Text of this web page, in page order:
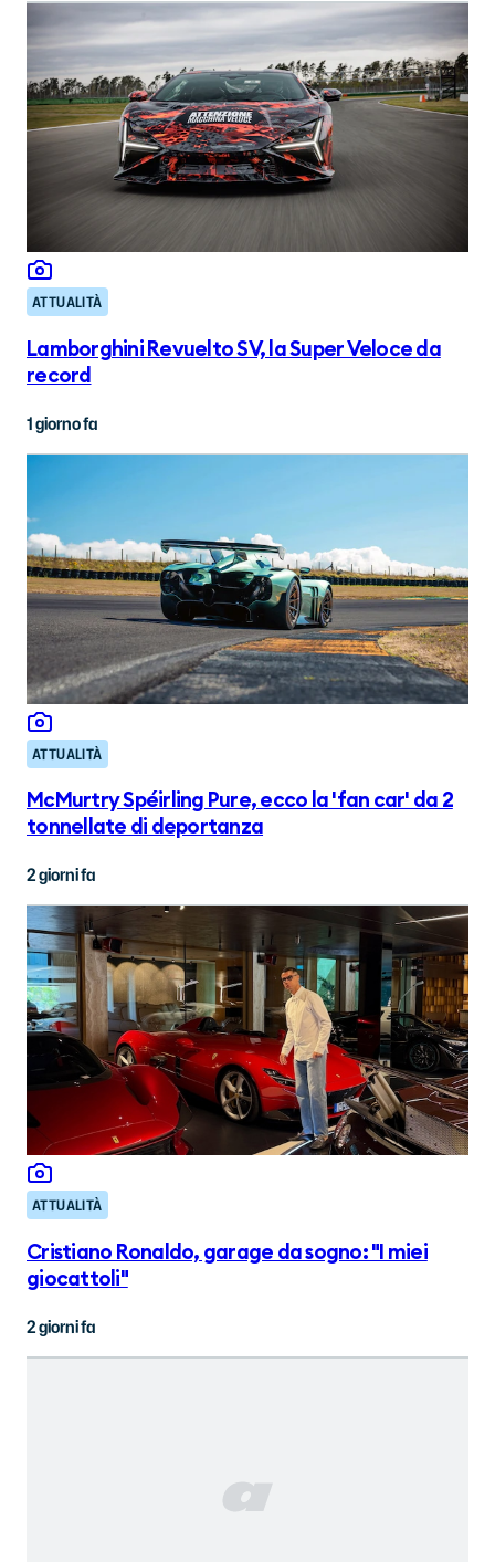
ATTUALITÀ
Lamborghini Revuelto SV, la Super Veloce da
record
1 giorno fa
ATTUALITÀ
McMurtry Spéirling Pure, ecco la 'fan car' da 2
tonnellate di deportanza
2 giorni fa
ATTUALITÀ
Cristiano Ronaldo, garage da sogno: "I miei
giocattoli"
2 giorni fa